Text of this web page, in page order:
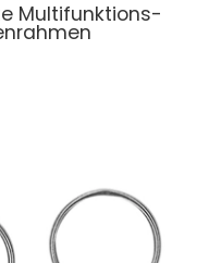
Multifunktions-